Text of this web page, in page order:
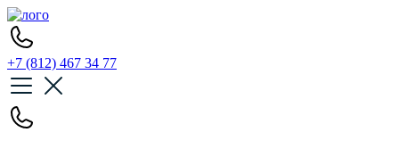
+7 (812) 467 34 77